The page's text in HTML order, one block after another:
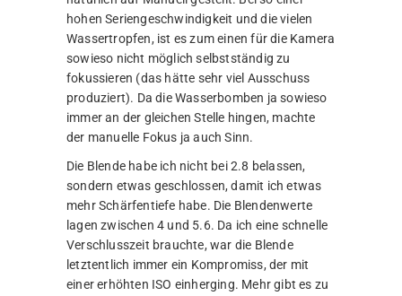
hohen Seriengeschwindigkeit und die vielen
Wassertropfen, ist es zum einen für die Kamera
sowieso nicht möglich selbstständig zu
fokussieren (das hätte sehr viel Ausschuss
produziert). Da die Wasserbomben ja sowieso
immer an der gleichen Stelle hingen, machte
der manuelle Fokus ja auch Sinn.
Die Blende habe ich nicht bei 2.8 belassen,
sondern etwas geschlossen, damit ich etwas
mehr Schärfentiefe habe. Die Blendenwerte
lagen zwischen 4 und 5.6. Da ich eine schnelle
Verschlusszeit brauchte, war die Blende
letztentlich immer ein Kompromiss, der mit
einer erhöhten ISO einherging. Mehr gibt es zu